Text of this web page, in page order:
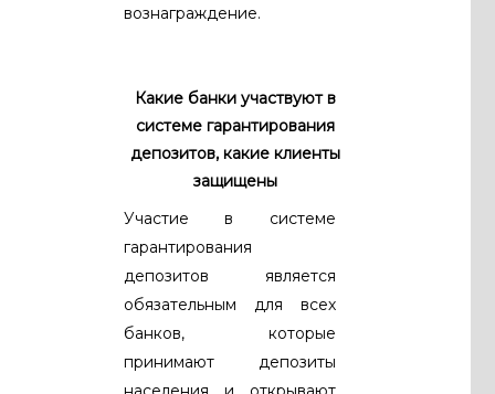
вознаграждение.
Какие банки участвуют в
системе гарантирования
депозитов, какие клиенты
защищены
Участие в системе
гарантирования
депозитов является
обязательным для всех
банков, которые
принимают депозиты